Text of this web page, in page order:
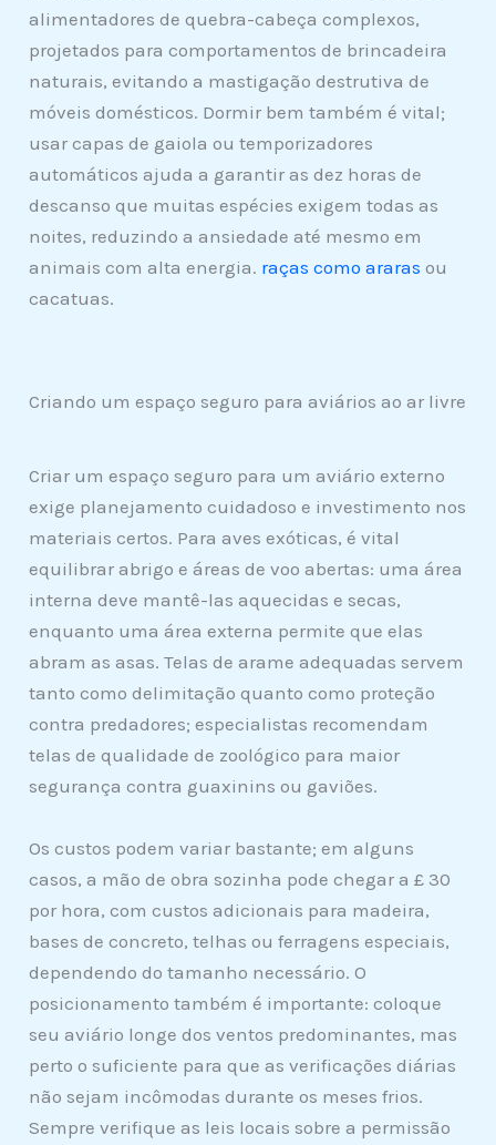
alimentadores de quebra-cabeça complexos,
projetados para comportamentos de brincadeira
naturais, evitando a mastigação destrutiva de
móveis domésticos. Dormir bem também é vital;
usar capas de gaiola ou temporizadores
automáticos ajuda a garantir as dez horas de
descanso que muitas espécies exigem todas as
noites, reduzindo a ansiedade até mesmo em
animais com alta energia. raças como araras ou
cacatuas.
Criando um espaço seguro para aviários ao ar livre
Criar um espaço seguro para um aviário externo
exige planejamento cuidadoso e investimento nos
materiais certos. Para aves exóticas, é vital
equilibrar abrigo e áreas de voo abertas: uma área
interna deve mantê-las aquecidas e secas,
enquanto uma área externa permite que elas
abram as asas. Telas de arame adequadas servem
tanto como delimitação quanto como proteção
contra predadores; especialistas recomendam
telas de qualidade de zoológico para maior
segurança contra guaxinins ou gaviões.
Os custos podem variar bastante; em alguns
casos, a mão de obra sozinha pode chegar a £ 30
por hora, com custos adicionais para madeira,
bases de concreto, telhas ou ferragens especiais,
dependendo do tamanho necessário. O
posicionamento também é importante: coloque
seu aviário longe dos ventos predominantes, mas
perto o suficiente para que as verificações diárias
não sejam incômodas durante os meses frios.
Sempre verifique as leis locais sobre a permissão